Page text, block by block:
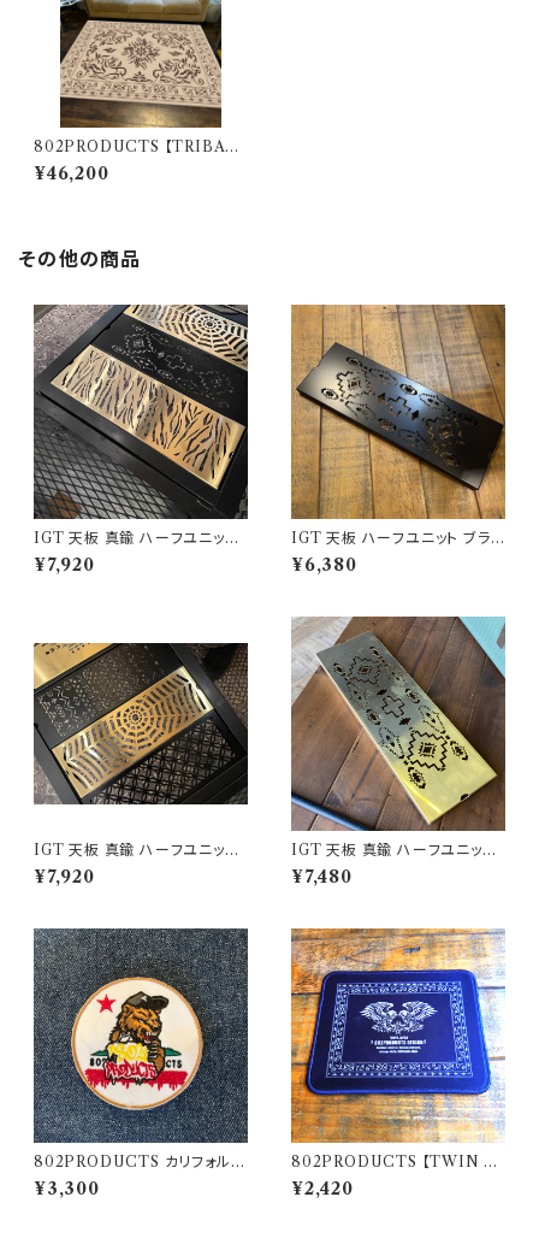
802PRODUCTS 【TRIBAL
NAIN 】 BE ベージュ ラグ 130
x190cm カーペット 絨毯
¥46,200
その他の商品
IGT 天板 真鍮 ハーフユニット
【 タイガー 】アイアングリルテー
ブル Snow Peak スノーピーク
¥7,920
IGT 天板 ハーフユニット ブラッ
クアイアン 【 ネイティブ縦 】ア
イアングリルテーブル Snow P
¥6,380
IGT 天板 真鍮 ハーフユニット
【 スパイダー 】アイアングリルテ
ーブル Snow Peak スノーピー
¥7,920
IGT 天板 真鍮 ハーフユニット
【 ネイティブ縦柄 】 アイアング
リルテーブル Snow Peak スノ
¥7,480
802PRODUCTS カリフォルニ
アベア 刺繍ワッペン
¥3,300
802PRODUCTS 【TWIN E
AGLE 】 BK ブラック ラバーマ
ット 14×18cm アクセントマット
¥2,420